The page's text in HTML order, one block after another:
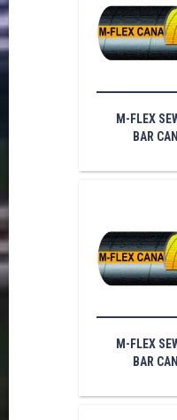
M-FLEX
BAR
M-FLEX
BAR